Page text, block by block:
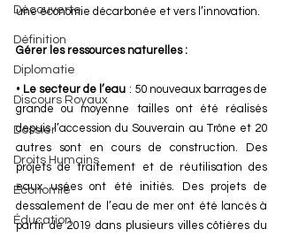
Découverte
Définition
Diplomatie
Discours Royaux
Dossier
Droits Humains
Économie
Éducation
une économie décarbonée et vers l’innovation.
Gérer les ressources naturelles :
• Le secteur de l’eau : 50 nouveaux barrages de
grande ou moyenne tailles ont été réalisés
depuis l’accession du Souverain au Trône et 20
autres sont en cours de construction. Des
projets de traitement et de réutilisation des
eaux usées ont été initiés. Des projets de
dessalement de l’eau de mer ont été lancés à
partir de 2019 dans plusieurs villes côtières du